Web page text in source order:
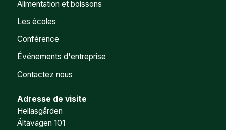
Alimentation et boissons
Les écoles
Conférence
Événements d'entreprise
Contactez nous
Adresse de visite
Hellasgården
Ältavägen 101